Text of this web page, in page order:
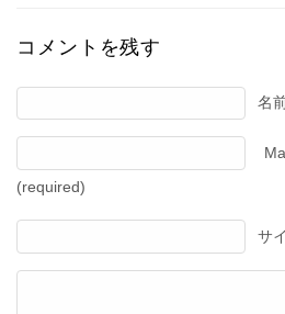
コメントを残す
名
(required)
サ